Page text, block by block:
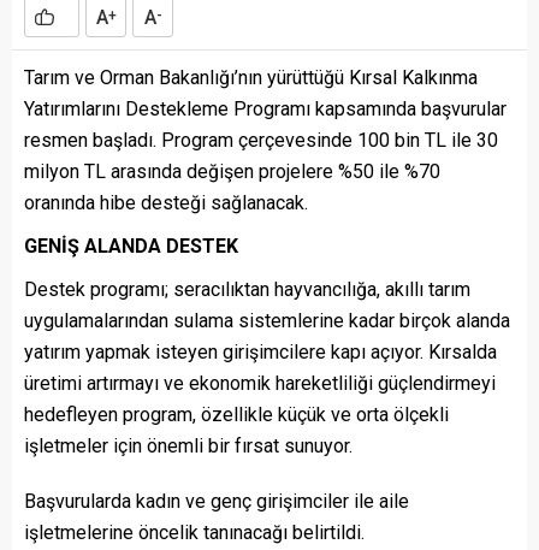
A+ A-
Tarım ve Orman Bakanlığı’nın yürüttüğü Kırsal Kalkınma
Yatırımlarını Destekleme Programı kapsamında başvurular
resmen başladı. Program çerçevesinde 100 bin TL ile 30
milyon TL arasında değişen projelere %50 ile %70
oranında hibe desteği sağlanacak.
GENİŞ ALANDA DESTEK
Destek programı; seracılıktan hayvancılığa, akıllı tarım
uygulamalarından sulama sistemlerine kadar birçok alanda
yatırım yapmak isteyen girişimcilere kapı açıyor. Kırsalda
üretimi artırmayı ve ekonomik hareketliliği güçlendirmeyi
hedefleyen program, özellikle küçük ve orta ölçekli
işletmeler için önemli bir fırsat sunuyor.
Başvurularda kadın ve genç girişimciler ile aile
işletmelerine öncelik tanınacağı belirtildi.